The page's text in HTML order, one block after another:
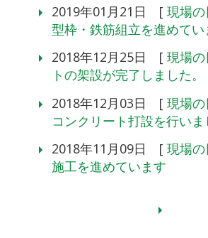
2019年01月21日 [ 現場の
型枠・鉄筋組立を進めてい
2018年12月25日 [ 現場の
トの架設が完了しました。
2018年12月03日 [ 現場の
コンクリート打設を行いま
2018年11月09日 [ 現場の
施工を進めています